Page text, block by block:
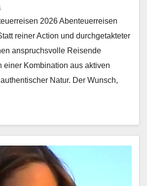
2026 Aben­teuer­reisen
rein­er Action und durchge­tak­teter
anspruchsvolle Reisende
ein­er Kom­bi­na­tion aus aktiv­en
Natur. Der Wun­sch,